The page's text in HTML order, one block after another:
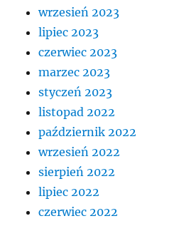
wrzesień 2023
lipiec 2023
czerwiec 2023
marzec 2023
styczeń 2023
listopad 2022
październik 2022
wrzesień 2022
sierpień 2022
lipiec 2022
czerwiec 2022